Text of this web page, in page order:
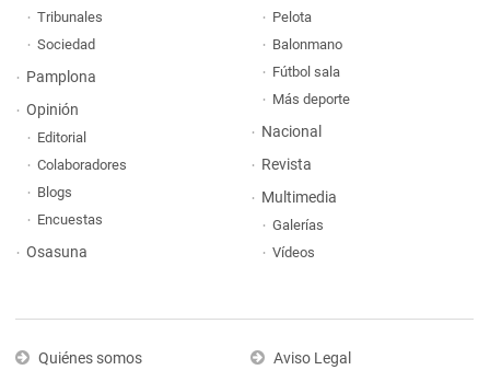
Tribunales
Sociedad
Pamplona
Opinión
Editorial
Colaboradores
Blogs
Encuestas
Osasuna
Pelota
Balonmano
Fútbol sala
Más deporte
Nacional
Revista
Multimedia
Galerías
Vídeos
Quiénes somos
Aviso Legal